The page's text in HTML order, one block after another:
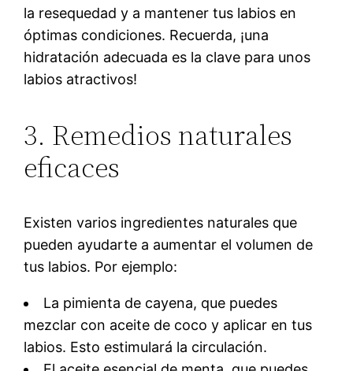
la resequedad y a mantener tus labios en
óptimas condiciones. Recuerda, ¡una
hidratación adecuada es la clave para unos
labios atractivos!
3. Remedios naturales
eficaces
Existen varios ingredientes naturales que
pueden ayudarte a aumentar el volumen de
tus labios. Por ejemplo:
La pimienta de cayena, que puedes
mezclar con aceite de coco y aplicar en tus
labios. Esto estimulará la circulación.